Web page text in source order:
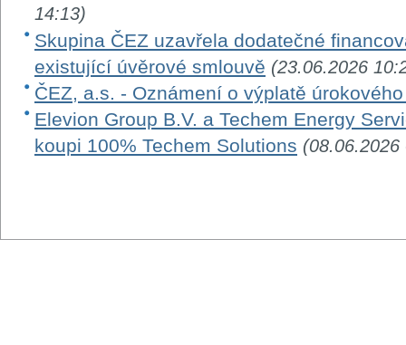
14:13)
Skupina ČEZ uzavřela dodatečné
existující úvěrové smlouvě (23.06.2026
ČEZ, a.s. - Oznámení o výplatě
Elevion Group B.V. a Techem Energy
koupi 100% Techem Solutions (08.06.2026